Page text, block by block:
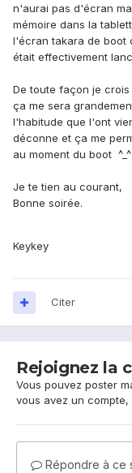
n'aurai pas d'écran
mémoire dans la
l'écran takara de boot
était effectivement
De toute façon je
ça me sera
l'habitude que l'ont
déconne et ça me
au moment du boot ^_^
Je te tien au courant,
Bonne soirée.
Keykey
Citer
Rejoignez la
Vous pouvez poster
vous avez un compte,
Répondre à ce